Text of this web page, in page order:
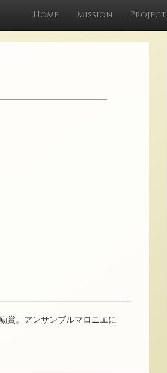
Home Mission Project
賞。アンサンブルマロニエに